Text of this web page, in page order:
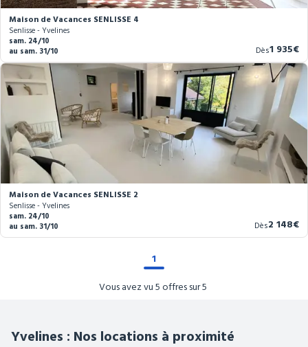
Maison de Vacances SENLISSE 4
Senlisse - Yvelines
sam. 24/10
au sam. 31/10
Dès
prix
1 935€
Maison de Vacances SENLISSE 2
Senlisse - Yvelines
sam. 24/10
au sam. 31/10
DèsNouveau
prix
2 148€
1
Vous avez vu 5 offres sur 5
Yvelines : Nos locations à proximité